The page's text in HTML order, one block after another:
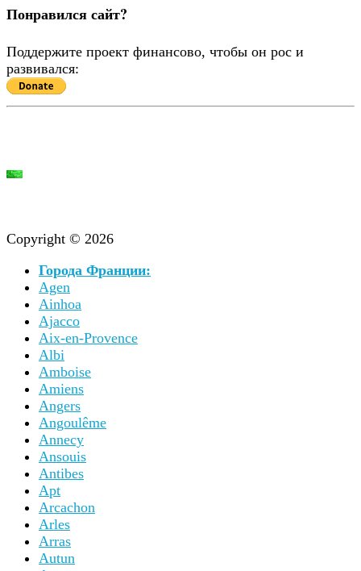
Понравился сайт?
Поддержите проект финансово, чтобы он рос и
развивался:
Copyright © 2026
Города Франции:
Agen
Ainhoa
Ajacco
Aix-en-Provence
Albi
Amboise
Amiens
Angers
Angoulême
Annecy
Ansouis
Antibes
Apt
Arcachon
Arles
Arras
Autun